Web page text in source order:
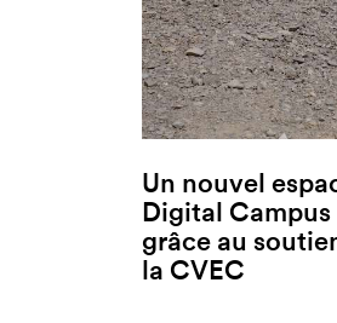
Un nouvel
Digital
grâce au
la CVEC